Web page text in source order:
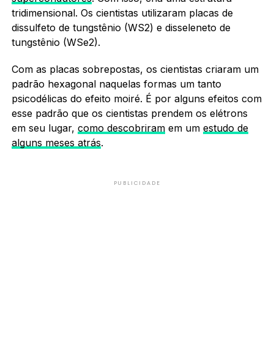
tridimensional. Os cientistas utilizaram placas de
dissulfeto de tungstênio (WS2) e disseleneto de
tungstênio (WSe2).
Com as placas sobrepostas, os cientistas criaram um
padrão hexagonal naquelas formas um tanto
psicodélicas do efeito moiré. É por alguns efeitos com
esse padrão que os cientistas prendem os elétrons
em seu lugar, como descobriramem um estudo de
alguns meses atrás.
PUBLICIDADE